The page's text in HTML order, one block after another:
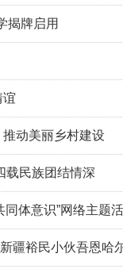
揭牌启用
谊
推动美丽乡村建设
载民族团结情深
体意识”网络主题
疆裕民小伙吾恩哈